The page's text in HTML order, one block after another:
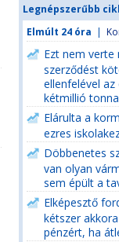
Legnépszerűbb
Elmúlt 24 óra |
Ezt nem verte
szerződést
ellenfelével
kétmillió
Elárulta a
ezres
Döbbenetes
van olyan
sem épült a
Elképesztő
kétszer
pénzért, ha